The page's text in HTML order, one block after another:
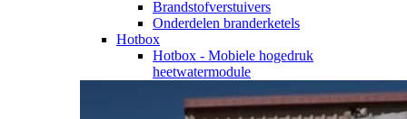
Brandstofverstuivers
Onderdelen branderketels
Hotbox
Hotbox - Mobiele hogedruk
heetwatermodule